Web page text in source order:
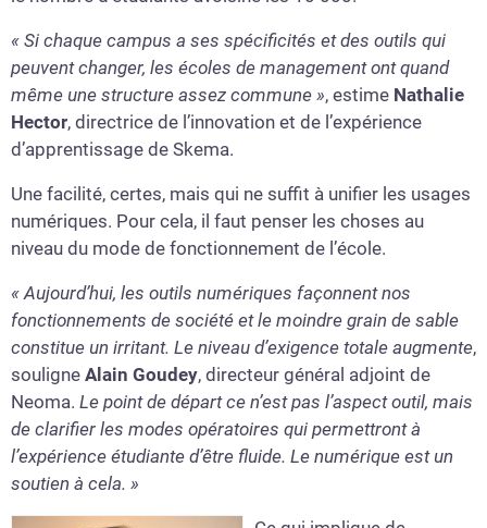
« Si chaque campus a ses spécificités et des outils qui
peuvent changer, les écoles de management ont quand
même une structure assez commune », estime Nathalie
Hector, directrice de l’innovation et de l’expérience
d’apprentissage de Skema.
Une facilité, certes, mais qui ne suffit à unifier les usages
numériques. Pour cela, il faut penser les choses au
niveau du mode de fonctionnement de l’école.
« Aujourd’hui, les outils numériques façonnent nos
fonctionnements de société et le moindre grain de sable
constitue un irritant. Le niveau d’exigence totale augmente,
souligne Alain Goudey, directeur général adjoint de
Neoma. Le point de départ ce n’est pas l’aspect outil, mais
de clarifier les modes opératoires qui permettront à
l’expérience étudiante d’être fluide. Le numérique est un
soutien à cela. »